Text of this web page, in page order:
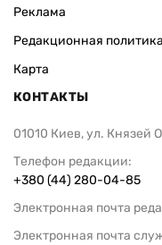
Реклама
Редакционная политика
Карта
КОНТАКТЫ
01010 Киев, ул. Князей
Телефон редакции:
+380 (44) 280-04-85
Электронная почта
Электронная почта